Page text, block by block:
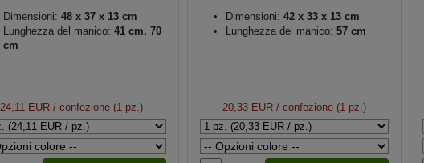
Dimensioni: 48 x 37 x 13 cm
Lunghezza del manico: 41 cm, 70
cm
24,11 EUR / confezione (1 pz.)
Dimensioni: 42 x 33 x 13 cm
Lunghezza del manico: 57 cm
20,33 EUR/ confezione (1 pz.)